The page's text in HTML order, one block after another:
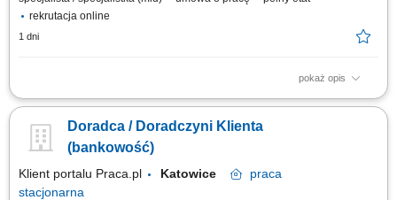
rekrutacja online
1 dni
pokaż opis
obsługa klientów; utrzymywanie dobrych relacji z klientami; realizacja
firm;
Doradca / Doradczyni Klienta
(bankowość)
Klient portalu Praca.pl Katowice
praca
stacjonarna